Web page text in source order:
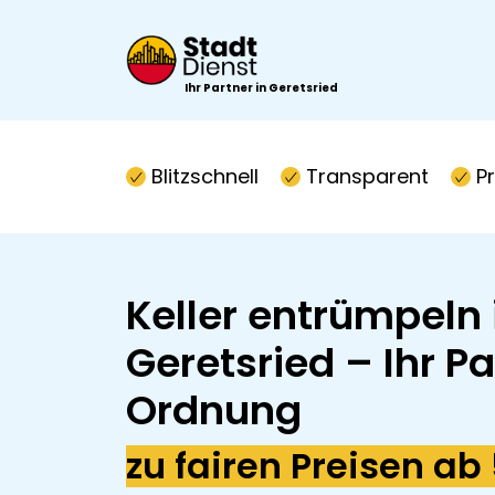
Ihr Partner in Geretsried
Blitzschnell Transparent
Keller entrümpeln
Geretsried – Ihr
Ordnung
zu fairen Preisen